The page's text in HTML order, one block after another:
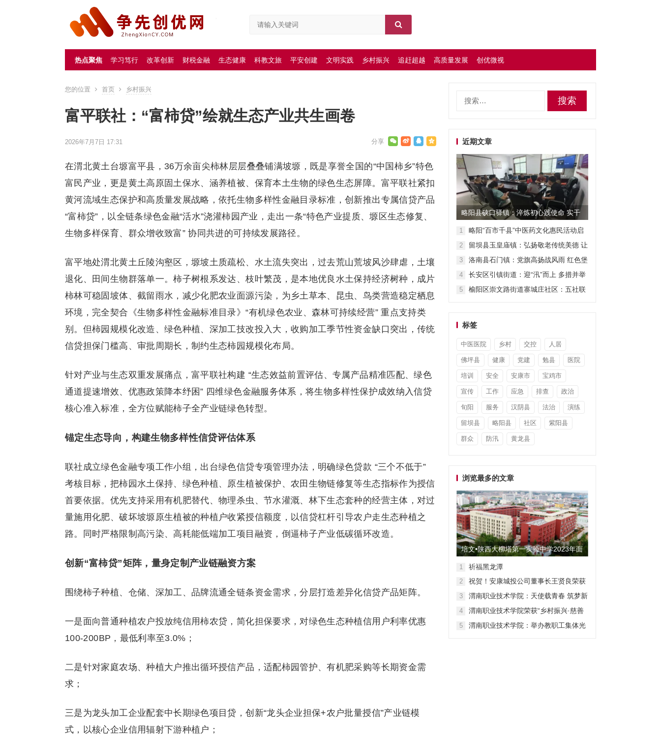
热点聚焦 学习笃行 改革创新 财税金融 生态健康 科教文旅 平安创建 文明实践 乡村振兴 追赶超越 高质量发展 创优微视
您的位置 首页 乡村振兴
富平联社：“富柿贷”绘就生态产业共生画卷
2026年7月7日 17:31
在渭北黄土台塬富平县，36万余亩尖柿林层层叠叠铺满坡塬，既是享誉全国的“中国柿乡”特色
富民产业，更是黄土高原固土保水、涵养植被、保育本土生物的绿色生态屏障。富平联社紧扣
黄河流域生态保护和高质量发展战略，依托生物多样性金融目录标准，创新推出专属信贷产品
“富柿贷”，以全链条绿色金融“活水”浇灌柿园产业，走出一条“特色产业提质、塬区生态修复、
生物多样保育、群众增收致富” 协同共进的可持续发展路径。
富平地处渭北黄土丘陵沟壑区，塬坡土质疏松、水土流失突出，过去荒山荒坡风沙肆虐，土壤
退化、田间生物群落单一。柿子树根系发达、枝叶繁茂，是本地优良水土保持经济树种，成片
柿林可稳固坡体、截留雨水，减少化肥农业面源污染，为乡土草本、昆虫、鸟类营造稳定栖息
环境，完全契合《生物多样性金融标准目录》“有机绿色农业、森林可持续经营” 重点支持类
别。但柿园规模化改造、绿色种植、深加工技改投入大，收购加工季节性资金缺口突出，传统
信贷担保门槛高、审批周期长，制约生态柿园规模化布局。
针对产业与生态双重发展痛点，富平联社构建 “生态效益前置评估、专属产品精准匹配、绿色
通道提速增效、优惠政策降本纾困” 四维绿色金融服务体系，将生物多样性保护成效纳入信贷
核心准入标准，全方位赋能柿子全产业链绿色转型。
锚定生态导向，构建生物多样性信贷评估体系
联社成立绿色金融专项工作小组，出台绿色信贷专项管理办法，明确绿色贷款 “三个不低于”
考核目标，把柿园水土保持、绿色种植、原生植被保护、农田生物链修复等生态指标作为授信
首要依据。优先支持采用有机肥替代、物理杀虫、节水灌溉、林下生态套种的经营主体，对过
量施用化肥、破坏坡塬原生植被的种植户收紧授信额度，以信贷杠杆引导农户走生态种植之
路。同时严格限制高污染、高耗能低端加工项目融资，倒逼柿子产业低碳循环改造。
创新“富柿贷”矩阵，量身定制产业链融资方案
围绕柿子种植、仓储、深加工、品牌流通全链条资金需求，分层打造差异化信贷产品矩阵。
一是面向普通种植农户投放纯信用柿农贷，简化担保要求，对绿色生态种植信用户利率优惠
100-200BP，最低利率至3.0%；
二是针对家庭农场、种植大户推出循环授信产品，适配柿园管护、有机肥采购等长期资金需
求；
三是为龙头加工企业配套中长期绿色项目贷，创新“龙头企业担保+农户批量授信”产业链模
式，以核心企业信用辐射下游种植户；
近期文章
略阳县硖口驿镇：淬炼初心践使命 实干
担当显作为
1
略阳“百市千县”中医药文化惠民活动启
2
留坝县玉皇庙镇：弘扬敬老传统美德 让
3
洛南县石门镇：党旗高扬战风雨 红色堡
4
长安区引镇街道：迎“汛”而上 多措并举
5
榆阳区崇文路街道寨城庄社区：五社联
标签
中医医院 乡村 交控 人居
佛坪县 健康 党建 勉县 医院
培训 安全 安康市 宝鸡市
宣传 工作 应急 排查 政治
旬阳 服务 汉阴县 法治 演练
留坝县 略阳县 社区 紫阳县
群众 防汛 黄龙县
浏览最多的文章
培文•陕西大柳塔第一实验中学2023年面
向全国招聘教师启事
1 祈福黑龙潭
2
祝贺！安康城投公司董事长王贤良荣获
3
渭南职业技术学院：天使载青春 筑梦新
4
渭南职业技术学院荣获“乡村振兴·慈善
5
渭南职业技术学院：举办教职工集体光